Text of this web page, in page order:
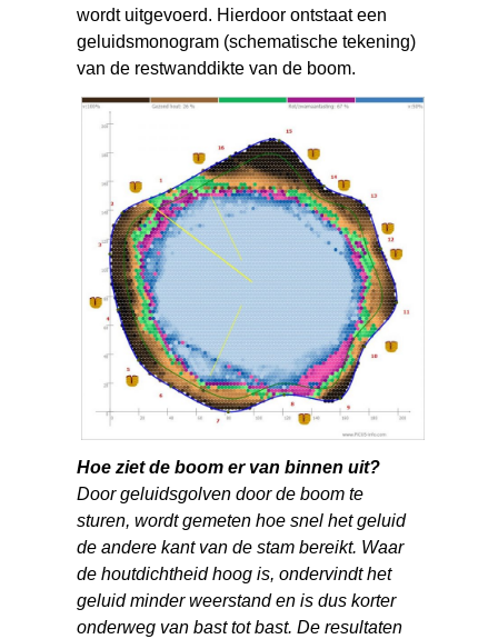
wordt uitgevoerd. Hierdoor ontstaat een
geluidsmonogram (schematische tekening)
van de restwanddikte van de boom.
Hoe ziet de boom er van binnen uit?
Door geluidsgolven door de boom te
sturen, wordt gemeten hoe snel het geluid
de andere kant van de stam bereikt. Waar
de houtdichtheid hoog is, ondervindt het
geluid minder weerstand en is dus korter
onderweg van bast tot bast. De resultaten